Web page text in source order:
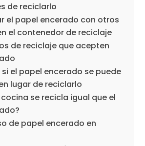
de reciclarlo
el papel encerado con otros
el contenedor de reciclaje
de reciclaje que acepten
el papel encerado se puede
lugar de reciclarlo
cocina se recicla igual que el
de papel encerado en